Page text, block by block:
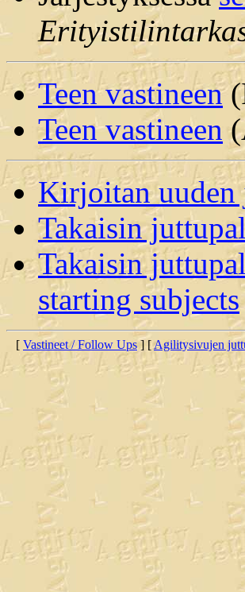
Teen vastineen
Teen vastineen
Kirjoitan uuden
Takaisin
Takaisin
starting subjects
[ Vastineet / Follow Ups] [Agilitysivujen